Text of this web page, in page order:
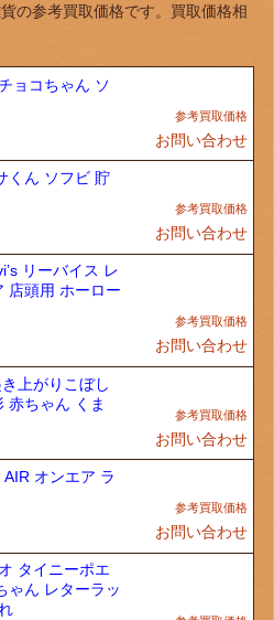
の参考買取価格です。買取価格相
ョコちゃん ソ
お問い合わせ
くん ソフビ 貯
お問い合わせ
リーバイス レ
店頭用 ホーロー
お問い合わせ
上がりこぼし
赤ちゃん くま
お問い合わせ
オンエア ラ
お問い合わせ
タイニーポエ
ゃん レターラッ